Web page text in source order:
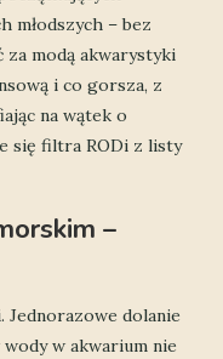
młodszych – bez
za modą akwarystyki
i co gorsza, z
na wątek o
się filtra RODi z listy
–
Jednorazowe dolanie
w akwarium nie